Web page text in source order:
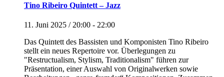
Tino Ribeiro Quintett – Jazz
11. Juni 2025 / 20:00 - 22:00
Das Quintett des Bassisten und Komponisten Tino Ribeiro
stellt ein neues Repertoire vor. Überlegungen zu
"Restructualism, Stylism, Traditionalism" führen zur
Präsentation, einer Auswahl von Originalwerken sowie